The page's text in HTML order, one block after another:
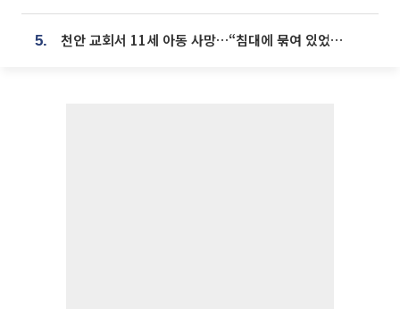
5. 천안 교회서 11세 아동 사망…“침대에 묶여 있었다” 진술 확보